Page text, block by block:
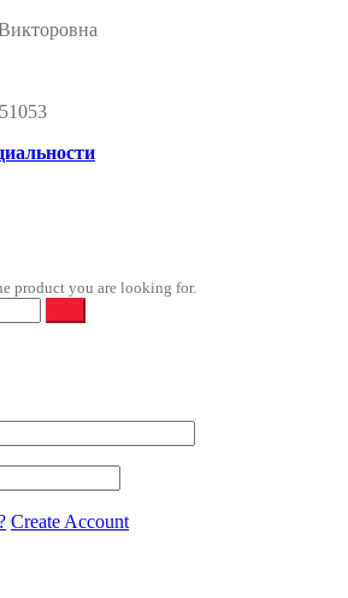
product you are looking for.
Create Account